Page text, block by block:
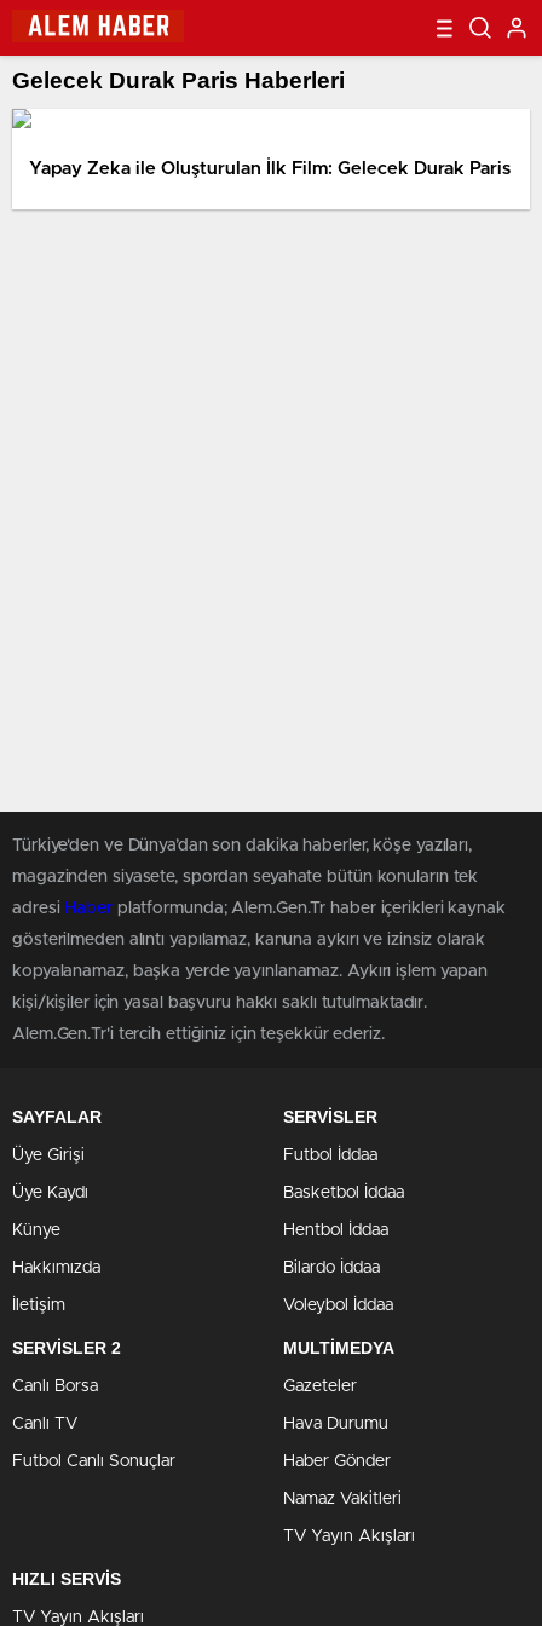
Gelecek Durak Paris Haberleri
Yapay Zeka ile Oluşturulan İlk Film: Gelecek Durak Paris
Türkiye'den ve Dünya’dan son dakika haberler, köşe yazıları,
magazinden siyasete, spordan seyahate bütün konuların tek
adresi Haberplatformunda; Alem.Gen.Tr haber içerikleri kaynak
gösterilmeden alıntı yapılamaz, kanuna aykırı ve izinsiz olarak
kopyalanamaz, başka yerde yayınlanamaz. Aykırı işlem yapan
kişi/kişiler için yasal başvuru hakkı saklı tutulmaktadır.
Alem.Gen.Tr'i tercih ettiğiniz için teşekkür ederiz.
SAYFALAR
Üye Girişi
Üye Kaydı
Künye
Hakkımızda
İletişim
SERVİSLER
Futbol İddaa
Basketbol İddaa
Hentbol İddaa
Bilardo İddaa
Voleybol İddaa
SERVİSLER 2
Canlı Borsa
Canlı TV
Futbol Canlı Sonuçlar
MULTİMEDYA
Gazeteler
Hava Durumu
Haber Gönder
Namaz Vakitleri
TV Yayın Akışları
HIZLI SERVİS
TV Yayın Akışları